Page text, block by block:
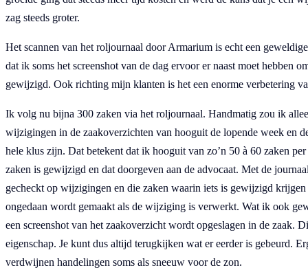
zag steeds groter.
Het scannen van het roljournaal door Armarium is echt een
dat ik soms het screenshot van de dag ervoor er naast moet hebben
gewijzigd. Ook richting mijn klanten is het een enorme verbetering
Ik volg nu bijna 300 zaken via het roljournaal. Handmatig zou ik
wijzigingen in de zaakoverzichten van hooguit de lopende week en
hele klus zijn. Dat betekent dat ik hooguit van zo’n 50 à 60 zaken
zaken is gewijzigd en dat doorgeven aan de advocaat. Met de
gecheckt op wijzigingen en die zaken waarin iets is gewijzigd krijgen
ongedaan wordt gemaakt als de wijziging is verwerkt. Wat ik ook
een screenshot van het zaakoverzicht wordt opgeslagen in de zaak.
eigenschap. Je kunt dus altijd terugkijken wat er eerder is gebeurd.
verdwijnen handelingen soms als sneeuw voor de zon.